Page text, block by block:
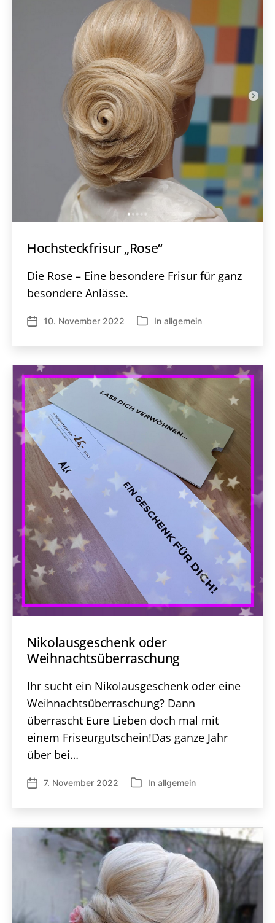
Hochsteckfrisur „Rose“
Die Rose – Eine besondere Frisur für ganz
besondere Anlässe.
Veröffentlichungsdatum
10. November 2022 Kategorien
In allgemein
Nikolausgeschenk oder
Weihnachtsüberraschung
Ihr sucht ein Nikolausgeschenk oder eine
Weihnachtsüberraschung? Dann
überrascht Eure Lieben doch mal mit
einem Friseurgutschein!Das ganze Jahr
über bei…
Veröffentlichungsdatum
7. November 2022 Kategorien
In allgemein